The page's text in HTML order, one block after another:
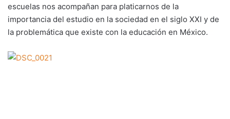
escuelas nos acompañan para platicarnos de la
importancia del estudio en la sociedad en el siglo XXI y de
la problemática que existe con la educación en México.